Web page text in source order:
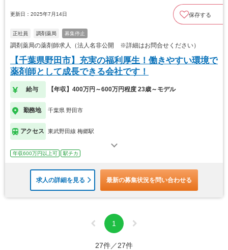
更新日：2025年7月14日 保存する
正社員 調剤薬局 募集停止
調剤薬局の薬剤師求人（法人名非公開 ※詳細はお問合せください）
【千葉県野田市】充実の福利厚生！働きやすい環境で
薬剤師として成長できる会社です！
給与 【年収】400万円～600万円程度 23歳～モデル
勤務地 千葉県 野田市
アクセス 東武野田線 梅郷駅
年収600万円以上可 駅チカ
求人の詳細を見る 最新の募集状況を問い合わせる
1
27件／27件